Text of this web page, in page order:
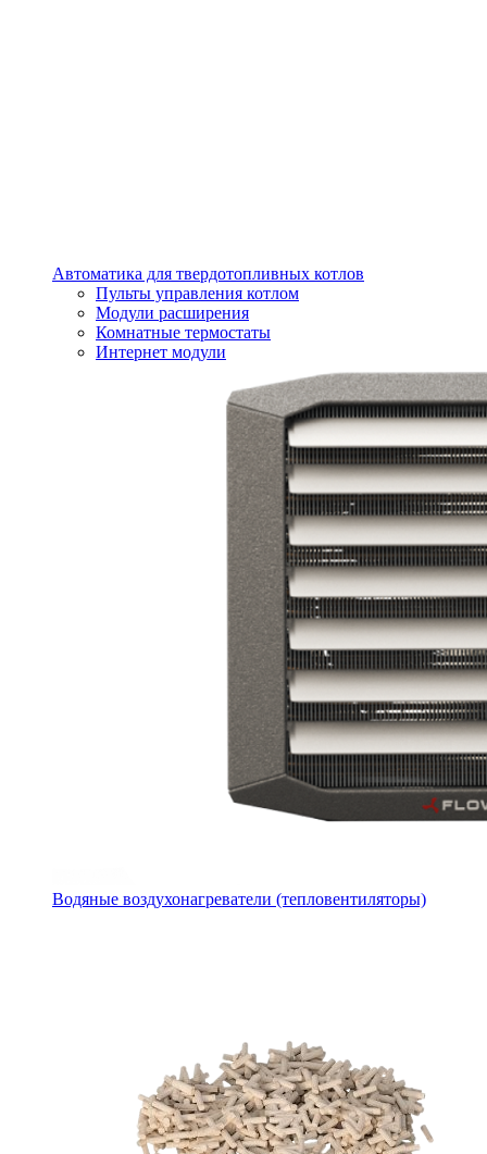
Автоматика для твердотопливных котлов
Пульты управления котлом
Модули расширения
Комнатные термостаты
Интернет модули
Водяные воздухонагреватели (тепловентиляторы)